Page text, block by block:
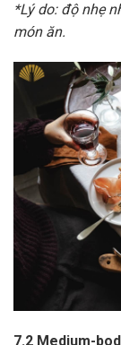
*Lý do: độ nhẹ
món ăn.
7.2 Medium-